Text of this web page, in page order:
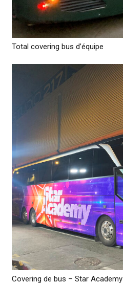
Total covering bus d’équipe
Covering de bus – Star Academy